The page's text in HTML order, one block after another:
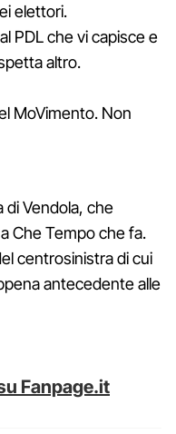
elettori.
PDL che vi capisce e
altro.
MoVimento. Non
Vendola, che
Che Tempo che fa.
centrosinistra di cui
antecedente alle
Fanpage.it